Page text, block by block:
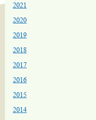
2021
2020
2019
2018
2017
2016
2015
2014